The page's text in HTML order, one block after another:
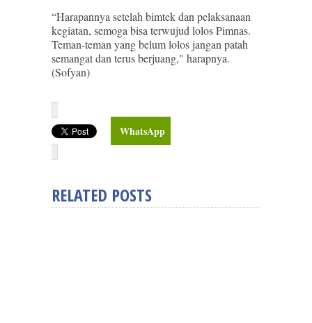
“Harapannya setelah bimtek dan pelaksanaan
kegiatan, semoga bisa terwujud lolos Pimnas.
Teman-teman yang belum lolos jangan patah
semangat dan terus berjuang," harapnya.
(Sofyan)
WhatsApp
RELATED POSTS